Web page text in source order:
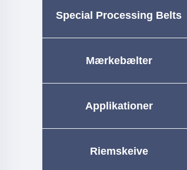
Special Processing Belts
Mærkebælter
Applikationer
Riemskeive